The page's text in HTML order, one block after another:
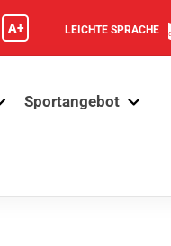
A+ LEICHTE SPRACHE
Sportangebot